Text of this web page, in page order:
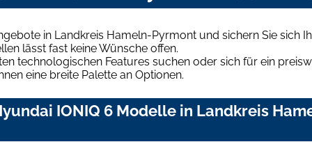
in Landkreis Hameln-Pyrmont und sichern Sie sich
lässt fast keine Wünsche offen.
technologischen Features suchen oder sich für ein
eine breite Palette an Optionen.
IONIQ 6 Modelle in Landkreis